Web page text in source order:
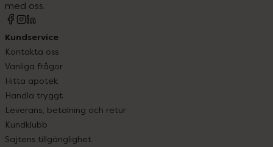
med oss.
Kundservice
Kontakta oss
Vanliga frågor
Hitta apotek
Handla tryggt
Leverans, betalning och retur
Kundklubb
Sajtens tillgänglighet